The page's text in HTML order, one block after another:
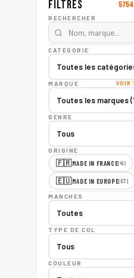
Filtres
RECHERCHER
CATÉGORIE
MARQUE VOIR
GENRE
ORIGINE
🇫🇷MADE IN FRANCE(41)
🇪🇺MADE IN EUROPE(67)
MANCHES
TYPE DE COL
COULEUR